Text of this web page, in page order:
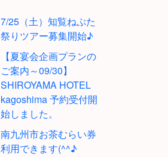
7/25（土）知覧ねぷた
祭りツアー募集開始♪
【夏宴会企画プランの
ご案内～09/30】
SHIROYAMA HOTEL
kagoshima 予約受付開
始しました。
南九州市お茶むらい券
利用できます(^^♪